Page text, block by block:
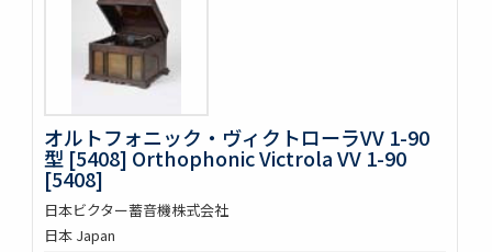
オルトフォニック・ヴィクトローラVV 1-90
型 [5408] Orthophonic Victrola VV 1-90
[5408]
日本ビクター蓄音機株式会社
日本 Japan